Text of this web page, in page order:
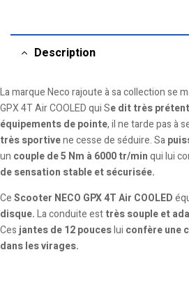
Description
La marque Neco rajoute à sa collection se
GPX 4T Air COOLEDqui Se dit très
équipements de pointe, il ne tarde pas à
très sportivene cesse de séduire. Sa
un couple de 5 Nm à 6000 tr/minqui lui
de sensation stable et sécurisée.
CeScooter NECO GPX 4T Air COOLED
disque.La conduite esttrès souple et
Ces jantes de 12 pouceslui confère une
dans les virages.